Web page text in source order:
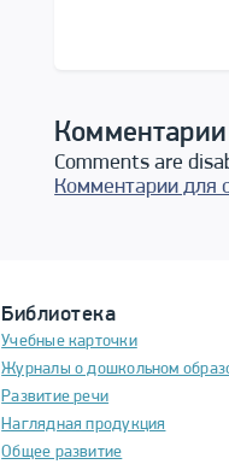
Comments are
Комментарии для
Библиотека
Учебные карточки
Журналы о дошкольном
Развитие речи
Наглядная продукция
Общее развитие